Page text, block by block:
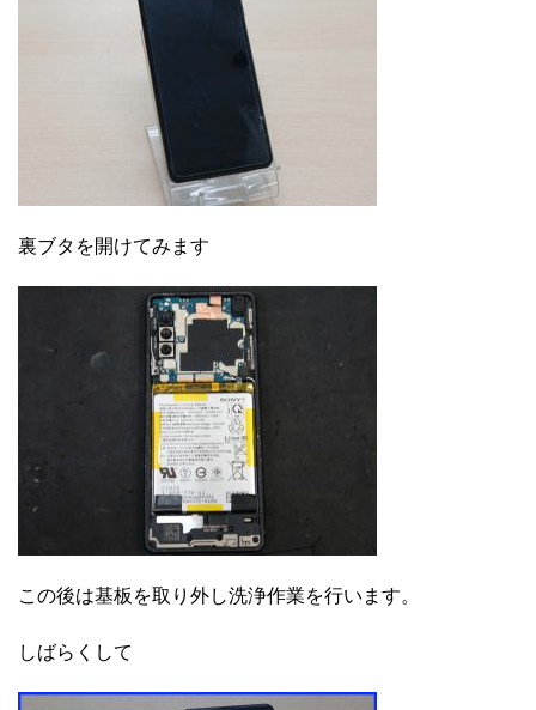
裏ブタを開けてみます
この後は基板を取り外し洗浄作業を行います。
しばらくして